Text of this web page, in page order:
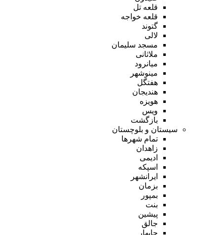
قلعه تل
قلعه خواجه
گتوند
لالی
مسجد سلیمان
ملاثانی
میانرود
مینوشهر
هفتگل
هندیجان
هویزه
ویس
بازگشت
سیستان و بلوچستان
تمام شهر‌ها
زاهدان
ادیمی
اسپکه
ایرانشهر
بزمان
بمپور
بنت
پیشین
جالق
چابهار